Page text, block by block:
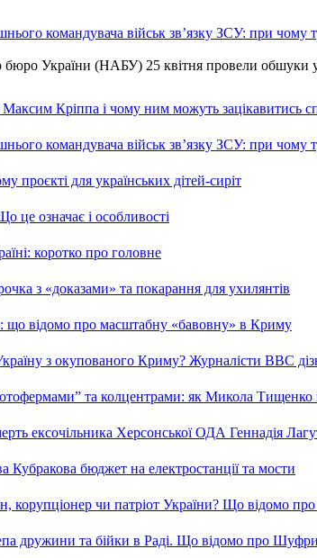
командувача військ зв’язку ЗСУ: при чому
бюро України (НАБУ) 25 квітня провели обшуки
Кріппа і чому ним можуть зацікавитись
командувача військ зв’язку ЗСУ: при чому
проєкті для українських дітей-сиріт
це означає і особливості
коротко про головне
з «доказами» та покарання для ухилянтів
що відомо про масштабну «бавовну» в Криму
з окупованого Криму? Журналісти ВВС
та колцентрами: як Микола Тищенко
ексочільника Херсонської ОДА Геннадія
Кубракова бюджет на електростанції та мости
чи патріот України? Що відомо
дружини та бійки в Раді. Що відомо про